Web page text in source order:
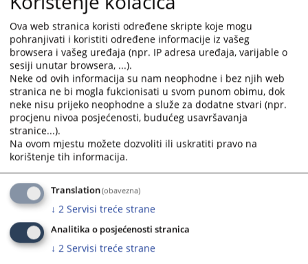
Grupa Najava događaja predstavlja najavu budućih događanja važnih
za sud sa datumom događanja.
Grupa često postavljana pitanja prikazuje pitanja i odgovore koji su
najčešće postavljana sudu, a vezana su za rad suda ili druge aktivnosti
vezane za sam sud.
Grupa Raspored suđenja prikazuje detaljne informacije o suđenjima u
sudu za određeni vremenski period.
Grupa Vijesti iz pravosuđa obuhvata informacije koje su vezane za
pravosuđe BiH u cjelini.
Unutar svih grupa starije novosti i informacije osim onih koje su na
naslovnici nisu zbrisane. Klikom na riječ “više” prebaciti će vas arhivu
aktuelnosti ili drugih informacija.
Rad suda
Klikom na Rad suda otvoriti će vam se web stranicama sa svim
novostima (arhivom) koje su vezane za rad suda.
Ova web stranica koristi određene skripte koje mogu
pohranjivati i koristiti određene informacije iz vašeg
browsera i vašeg uređaja (npr. IP adresa uređaja, varijable o
sesiji unutar browsera, ...).
Neke od ovih informacija su nam neophodne i bez njih web
stranica ne bi mogla fukcionisati u svom punom obimu, dok
neke nisu prijeko neophodne a služe za dodatne stvari (npr.
procjenu nivoa posjećenosti, budućeg usavršavanja
stranice...).
Na ovom mjestu možete dozvoliti ili uskratiti pravo na
korištenje tih informacija.
Translation(obavezna)
↓ 2 Servisi treće strane
Analitika o posjećenosti stranica
↓ 2 Servisi treće strane